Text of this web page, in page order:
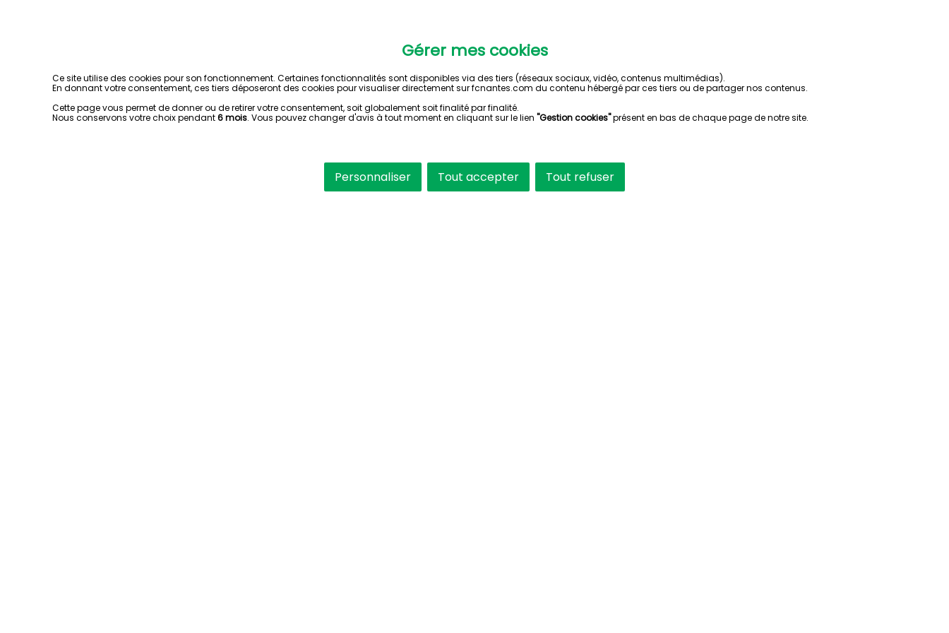
Gérer mes cookies
Ce site utilise des cookies pour son fonctionnement. Certaines fonctionnalités sont disponibles via des tiers (réseaux sociaux, vidéo, contenus multimédias).
En donnant votre consentement, ces tiers déposeront des cookies pour visualiser directement sur fcnantes.com du contenu hébergé par ces tiers ou de partager nos contenus.
Cette page vous permet de donner ou de retirer votre consentement, soit globalement soit finalité par finalité.
Nous conservons votre choix pendant6 mois. Vous pouvez changer d'avis à tout moment en cliquant sur le lien"Gestion cookies"présent en bas de chaque page de notre site.
Personnaliser Tout accepter Tout refuser